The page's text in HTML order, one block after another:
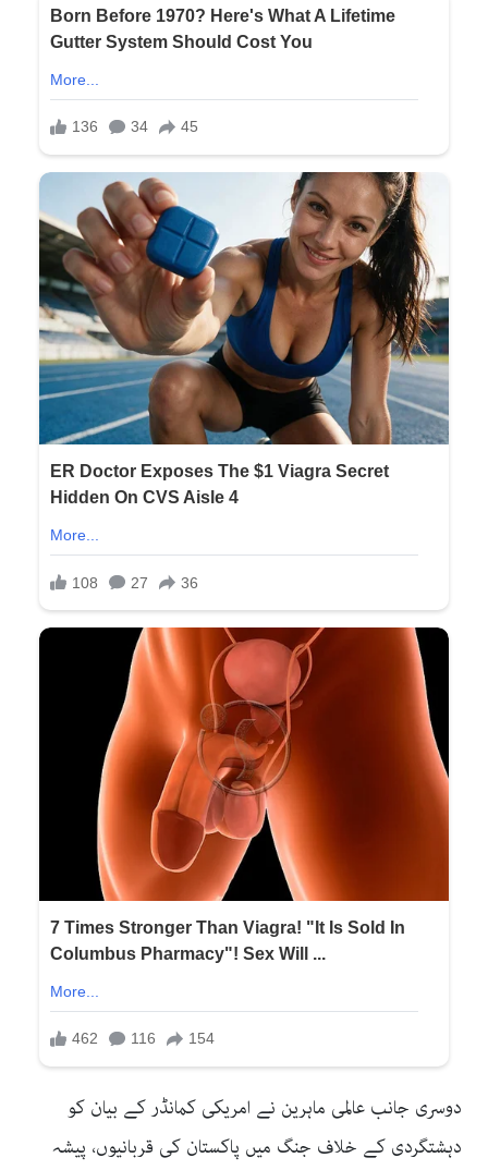
دوسری جانب عالمی ماہرین نے امریکی کمانڈر کے بیان کو
دہشتگردی کے خلاف جنگ میں پاکستان کی قربانیوں، پیشہ